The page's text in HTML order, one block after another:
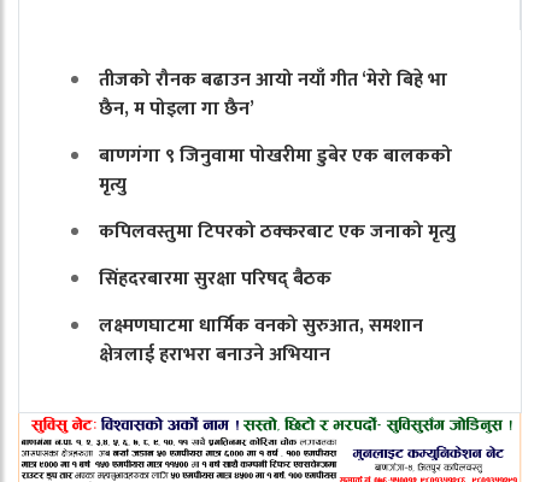
तीजको रौनक बढाउन आयो नयाँ गीत ‘मेरो बिहे भा
छैन, म पोइला गा छैन’
बाणगंगा ९ जिनुवामा पोखरीमा डुबेर एक बालकको
मृत्यु
कपिलवस्तुमा टिपरको ठक्करबाट एक जनाको मृत्यु
सिंहदरबारमा सुरक्षा परिषद् बैठक
लक्ष्मणघाटमा धार्मिक वनको सुरुआत, समशान
क्षेत्रलाई हराभरा बनाउने अभियान